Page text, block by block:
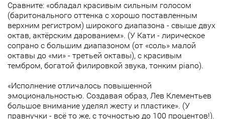
Сравните: «обладал красивым сильным голосом
(баритонального оттенка с хорошо поставленным
верхним регистром) широкого диапазона - свыше двух
октав, актёрским дарованием». (У Кати - лирическое
сопрано с большим диапазоном (от «соль» малой
октавы до «ми» - третьей октавы), с красивым
тембром, богатой филировкой звука, тонким piano).
«Исполнение отличалось повышенной
эмоциональностью. Создавая образ, Лев Клементьев
большое внимание уделял жесту и пластике». (У
правнучки - всё то же, с точностью до 100 процентов!).